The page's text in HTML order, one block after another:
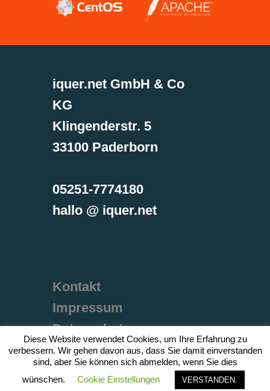
iquer.net GmbH & Co
KG
Klingenderstr. 5
33100 Paderborn
05251-7774180
hallo @ iquer.net
Kontakt
Impressum
Datenschutz
Diese Website verwendet Cookies, um Ihre Erfahrung zu
verbessern. Wir gehen davon aus, dass Sie damit einverstanden
sind, aber Sie können sich abmelden, wenn Sie dies
wünschen.
Cookie Einstellungen VERSTANDEN.